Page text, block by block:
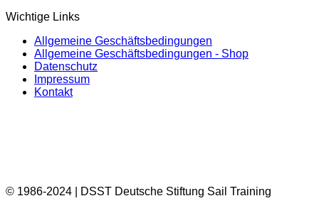
Wichtige Links
Allgemeine Geschäftsbedingungen
Allgemeine Geschäftsbedingungen - Shop
Datenschutz
Impressum
Kontakt
© 1986-2024 | DSST Deutsche Stiftung Sail Training